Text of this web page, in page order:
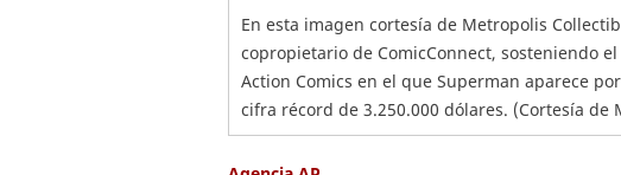
En esta imagen cortesía de Metropolis
copropietario de ComicConnect, sosteniendo
Action Comics en el que Superman aparece
cifra récord de 3.250.000 dólares. (Cortesía de